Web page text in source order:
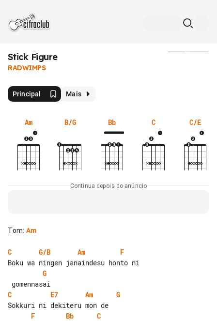
Stick Figure
RADWIMPS
Principal Mais
Am B/G Bb C C/E
Continua depois do anúncio
Tom: Am
C G/B Am
F
G
C
E7 Am
G
F
Bb
C